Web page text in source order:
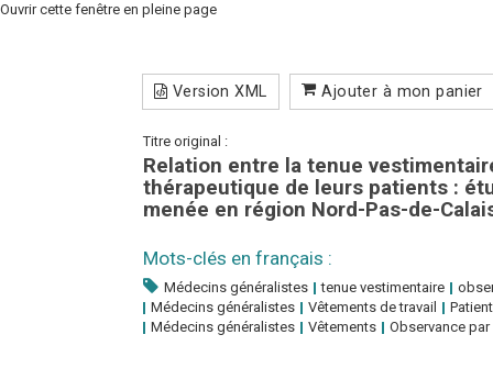
Ouvrir cette fenêtre en pleine page
Version XML Ajouter à mon panier
Titre original :
Relation entre la tenue
thérapeutique de leurs patients :
menée en région Nord-Pas-de-
Mots-clés en français :
Médecins généralistes tenue vestimentaire
Médecins généralistes
Vêtements de travail
Médecins généralistes
Vêtements Observance